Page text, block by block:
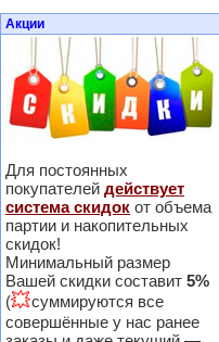
Акции
Для постоянных
покупателей действует
система скидок от объема
партии и накопительных
скидок!
Минимальный размер
Вашей скидки составит 5%
(💥суммируются все
совершённые у нас ранее